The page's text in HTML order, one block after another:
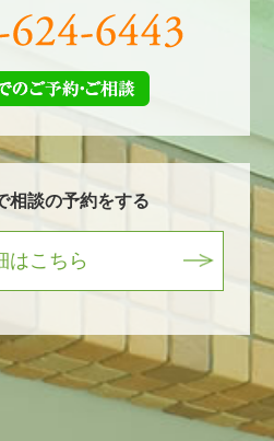
相談の予約をする
はこちら